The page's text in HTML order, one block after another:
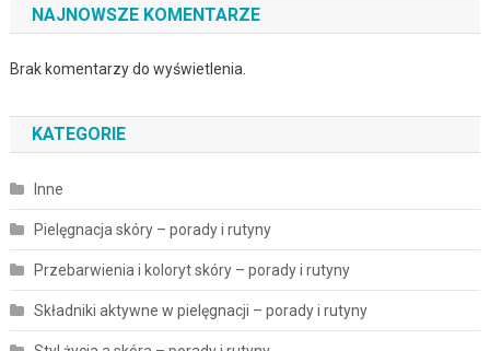
NAJNOWSZE KOMENTARZE
Brak komentarzy do wyświetlenia.
KATEGORIE
Inne
Pielęgnacja skóry – porady i rutyny
Przebarwienia i koloryt skóry – porady i rutyny
Składniki aktywne w pielęgnacji – porady i rutyny